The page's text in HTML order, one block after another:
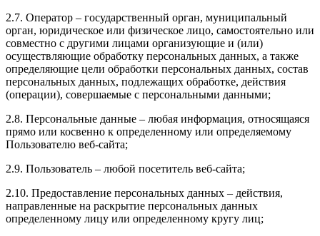
2.7. Оператор – государственный орган, муниципальный
орган, юридическое или физическое лицо, самостоятельно или
совместно с другими лицами организующие и (или)
осуществляющие обработку персональных данных, а также
определяющие цели обработки персональных данных, состав
персональных данных, подлежащих обработке, действия
(операции), совершаемые с персональными данными;
2.8. Персональные данные – любая информация, относящаяся
прямо или косвенно к определенному или определяемому
Пользователю веб-сайта;
2.9. Пользователь – любой посетитель веб-сайта;
2.10. Предоставление персональных данных – действия,
направленные на раскрытие персональных данных
определенному лицу или определенному кругу лиц;